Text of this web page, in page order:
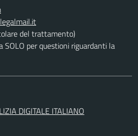
del trattamento)
SOLO per questioni riguardanti la
DIGITALE ITALIANO